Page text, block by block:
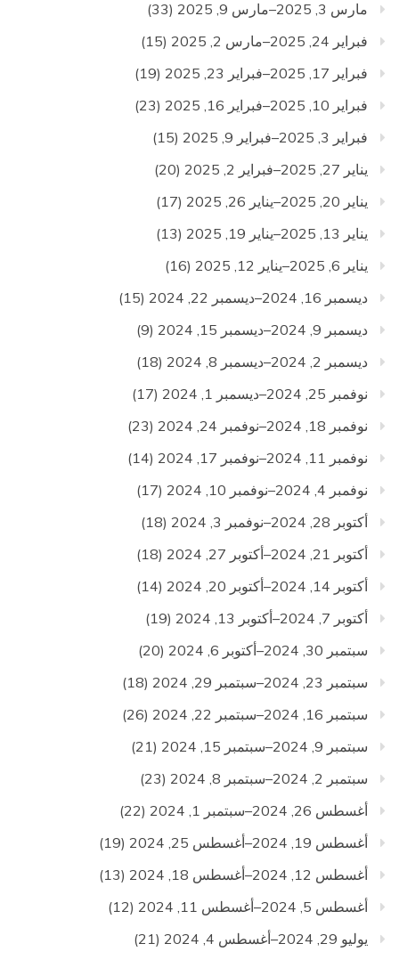
مارس 3, 2025–مارس 9, 2025
(33)
فبراير 24, 2025–مارس 2, 2025
(15)
فبراير 17, 2025–فبراير 23, 2025
(19)
فبراير 10, 2025–فبراير 16, 2025
(23)
فبراير 3, 2025–فبراير 9, 2025
(15)
يناير 27, 2025–فبراير 2, 2025
(20)
يناير 20, 2025–يناير 26, 2025
(17)
يناير 13, 2025–يناير 19, 2025
(13)
يناير 6, 2025–يناير 12, 2025
(16)
ديسمبر 16, 2024–ديسمبر 22, 2024
(15)
ديسمبر 9, 2024–ديسمبر 15, 2024
(9)
ديسمبر 2, 2024–ديسمبر 8, 2024
(18)
نوفمبر 25, 2024–ديسمبر 1, 2024
(17)
نوفمبر 18, 2024–نوفمبر 24, 2024
(23)
نوفمبر 11, 2024–نوفمبر 17, 2024
(14)
نوفمبر 4, 2024–نوفمبر 10, 2024
(17)
أكتوبر 28, 2024–نوفمبر 3, 2024
(18)
أكتوبر 21, 2024–أكتوبر 27, 2024
(18)
أكتوبر 14, 2024–أكتوبر 20, 2024
(14)
أكتوبر 7, 2024–أكتوبر 13, 2024
(19)
سبتمبر 30, 2024–أكتوبر 6, 2024
(20)
سبتمبر 23, 2024–سبتمبر 29, 2024
(18)
سبتمبر 16, 2024–سبتمبر 22, 2024
(26)
سبتمبر 9, 2024–سبتمبر 15, 2024
(21)
سبتمبر 2, 2024–سبتمبر 8, 2024
(23)
أغسطس 26, 2024–سبتمبر 1, 2024
(22)
أغسطس 19, 2024–أغسطس 25, 2024
(19)
أغسطس 12, 2024–أغسطس 18, 2024
(13)
أغسطس 5, 2024–أغسطس 11, 2024
(12)
يوليو 29, 2024–أغسطس 4, 2024
(21)